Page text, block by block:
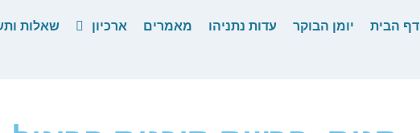
דף הבית יומן הבוקר עדות נתניהו מאמרים ארכיון שאלות